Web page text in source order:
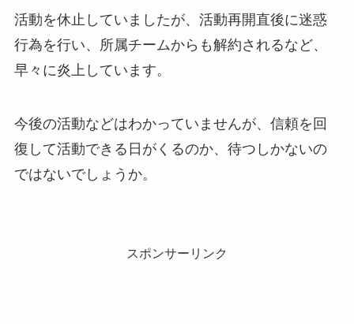
活動を休止していましたが、活動再開直後に迷惑
行為を行い、所属チームからも解約されるなど、
早々に炎上しています。
今後の活動などはわかっていませんが、信頼を回
復して活動できる日がくるのか、待つしかないの
ではないでしょうか。
スポンサーリンク